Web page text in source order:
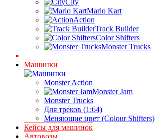
City
Mario Kart
Action
Track Builder
Color Shifters
Monster Trucks
Машинки
Monster Action
Monster Jam
Monster Trucks
Для треков (1:64)
Меняющие цвет (Colour Shifters)
Кейсы для машинок
Автовозы